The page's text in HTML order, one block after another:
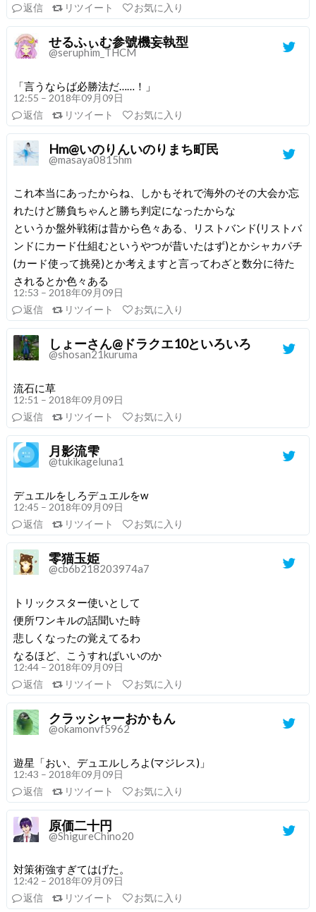
返信
リツイート お気に入り
せるふぃむ参號機妄執型
@seruphim_THCM
「言うならば必勝法だ……！」
12:55 – 2018年09月09日
返信
リツイート お気に入り
Hm@いのりんいのりまち町民
@masaya0815hm
これ本当にあったからね、しかもそれで海外のその大会か忘
れたけど勝負ちゃんと勝ち判定になったからな
というか盤外戦術は昔から色々ある、リストバンド(リストバ
ンドにカード仕組むというやつが昔いたはず)とかシャカパチ
(カード使って挑発)とか考えますと言ってわざと数分に待た
されるとか色々ある
12:53 – 2018年09月09日
返信
リツイート お気に入り
しょーさん@ドラクエ10といろいろ
@shosan21kuruma
流石に草
12:51 – 2018年09月09日
返信
リツイート お気に入り
月影流雫
@tukikageluna1
デュエルをしろデュエルをw
12:45 – 2018年09月09日
返信
リツイート お気に入り
零猫玉姫
@cb6b218203974a7
トリックスター使いとして
便所ワンキルの話聞いた時
悲しくなったの覚えてるわ
なるほど、こうすればいいのか
12:44 – 2018年09月09日
返信
リツイート お気に入り
クラッシャーおかもん
@okamonvf5962
遊星「おい、デュエルしろよ(マジレス)」
12:43 – 2018年09月09日
返信
リツイート お気に入り
原価二十円
@ShigureChino20
対策術強すぎてはげた。
12:42 – 2018年09月09日
返信
リツイート お気に入り